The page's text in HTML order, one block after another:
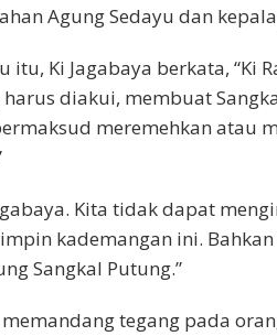
Agung Sedayu dan
itu, Ki Jagabaya berkata, “Ki
diakui, membuat
meremehkan atau
Kita tidak dapat
kademangan ini.
Sangkal Putung.”
memandang tegang pada